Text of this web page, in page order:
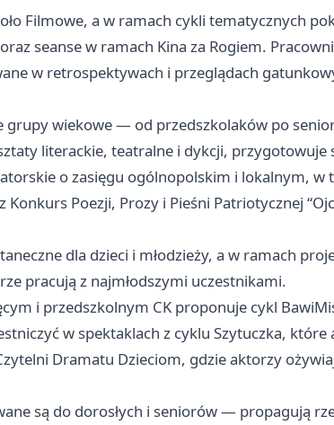
Filmowe, a w ramach cykli tematycznych
seanse w ramach Kina za Rogiem.
w retrospektywach i przeglądach
grupy wiekowe — od przedszkolaków po
literackie, teatralne i dykcji, przygotowuje
o zasięgu ogólnopolskim i lokalnym, w
Konkurs Poezji, Prozy i Pieśni Patriotycznej
dla dzieci i młodzieży, a w ramach
pracują z najmłodszymi uczestnikami.
i przedszkolnym CK proponuje cykl
w spektaklach z cyklu Szytuczka, które
Dramatu Dzieciom, gdzie aktorzy
są do dorosłych i seniorów — propagują